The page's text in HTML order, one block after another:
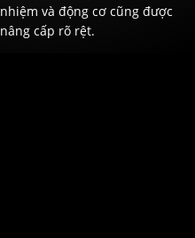
nhiệm và động cơ cũng được
nâng cấp rõ rệt.